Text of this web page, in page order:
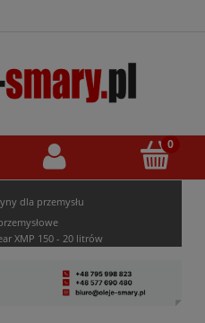
dla przemysłu
XMP 150 - 20 litrów